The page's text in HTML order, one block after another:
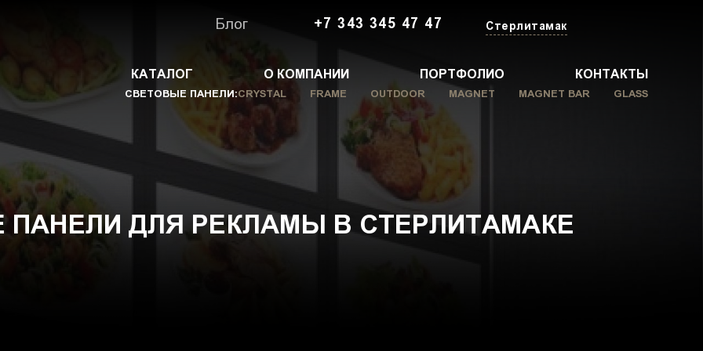
Блог +7 343 345 47 47 Стерлитамак
КАТАЛОГ О КОМПАНИИ ПОРТФОЛИО КОНТАКТЫ
СВЕТОВЫЕ ПАНЕЛИ:CRYSTAL FRAME OUTDOOR MAGNET MAGNET BAR GLASS
ДЛЯ РЕКЛАМЫ В СТЕРЛИТАМАКЕ